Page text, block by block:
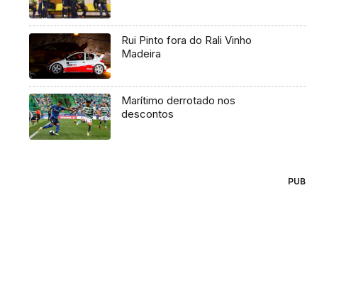
Rui Pinto fora do Rali Vinho
Madeira
Marítimo derrotado nos
descontos
PUB